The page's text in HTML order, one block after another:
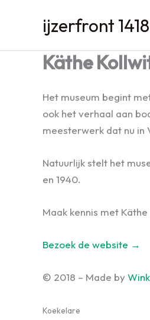
ijzerfront 1418
Käthe
Het museum begint
ook het verhaal aan
meesterwerk dat nu in
Natuurlijk stelt het
en 1940.
Maak kennis met
Bezoek de website →
© 2018 – Made by
Koekelare